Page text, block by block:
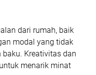
dari rumah, baik
modal yang tidak
Kreativitas dan
menarik minat